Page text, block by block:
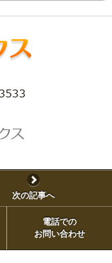
次の記事へ
電話での
お問い合わせ